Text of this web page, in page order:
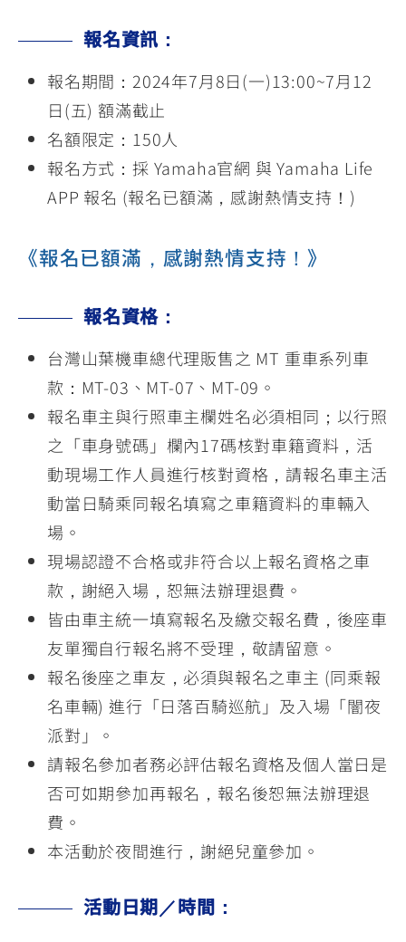
報名資訊：
報名期間：2024年7月8日(一)13:00~7月12
日(五) 額滿截止
名額限定：150人
報名方式：採 Yamaha官網 與 Yamaha Life
APP 報名 (報名已額滿，感謝熱情支持！)
《報名已額滿，感謝熱情支持！》
報名資格：
台灣山葉機車總代理販售之 MT 重車系列車
款：MT-03、MT-07、MT-09。
報名車主與行照車主欄姓名必須相同；以行照
之「車身號碼」欄內17碼核對車籍資料，活
動現場工作人員進行核對資格，請報名車主活
動當日騎乘同報名填寫之車籍資料的車輛入
場。
現場認證不合格或非符合以上報名資格之車
款，謝絕入場，恕無法辦理退費。
皆由車主統一填寫報名及繳交報名費，後座車
友單獨自行報名將不受理，敬請留意。
報名後座之車友，必須與報名之車主 (同乘報
名車輛) 進行「日落百騎巡航」及入場「闇夜
派對」。
請報名參加者務必評估報名資格及個人當日是
否可如期參加再報名，報名後恕無法辦理退
費。
本活動於夜間進行，謝絕兒童參加。
活動日期／時間：